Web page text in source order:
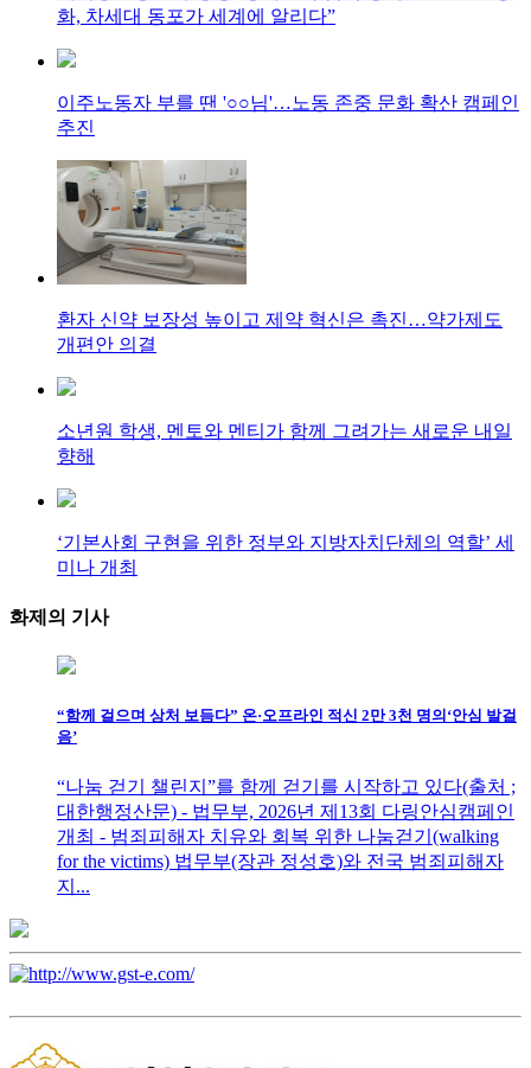
화, 차세대 동포가 세계에 알리다”
이주노동자 부를 땐 '○○님'…노동 존중 문화 확산 캠페인
추진
환자 신약 보장성 높이고 제약 혁신은 촉진…약가제도
개편안 의결
소년원 학생, 멘토와 멘티가 함께 그려가는 새로운 내일
향해
‘기본사회 구현을 위한 정부와 지방자치단체의 역할’ 세
미나 개최
화제의 기사
“함께 걸으며 상처 보듬다” 온·오프라인 적신 2만 3천 명의‘안심 발걸
음’
“나눔 걷기 챌린지”를 함께 걷기를 시작하고 있다(출처 ;
대한행정산문) - 법무부, 2026년 제13회 다링안심캠페인
개최 - 범죄피해자 치유와 회복 위한 나눔걷기(walking
for the victims) 법무부(장관 정성호)와 전국 범죄피해자
지...